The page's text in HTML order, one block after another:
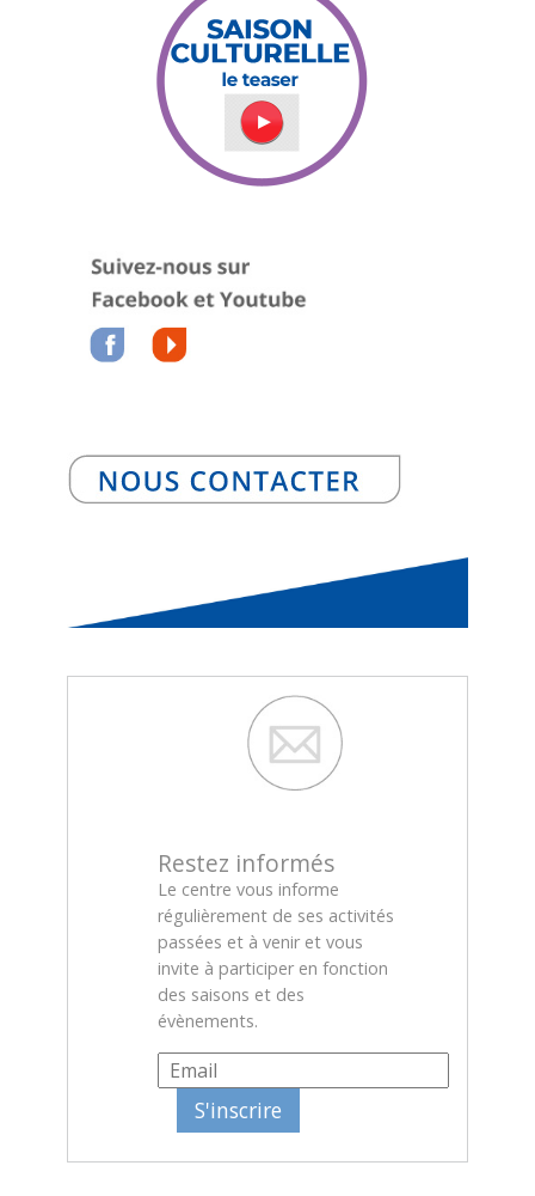
Restez informés
Le centre vous informe
régulièrement de ses activités
passées et à venir et vous
invite à participer en fonction
des saisons et des
évènements.
S'inscrire